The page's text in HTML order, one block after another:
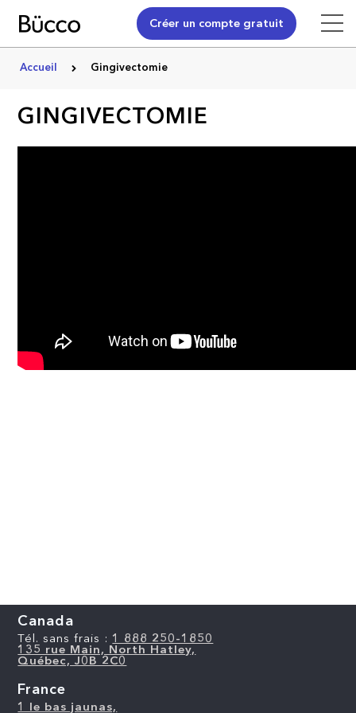
Créer un compte gratuit
Accueil Gingivectomie
GINGIVECTOMIE
Canada
Tél. sans frais : 1 888 250-1850
135 rue Main, North Hatley,
Québec, J0B 2C0
France
1 le bas jaunas,